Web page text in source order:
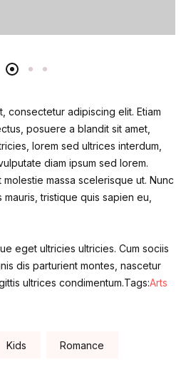
consectetur adipiscing elit. Etiam
posuere a blandit sit amet,
lorem sed ultrices interdum,
diam ipsum sed lorem.
massa scelerisque ut. Nunc
mauris, tristique quis sapien eu,
eget ultricies ultricies. Cum sociis
dis parturient montes, nascetur
ultrices condimentum.Tags:Arts
Kids Romance